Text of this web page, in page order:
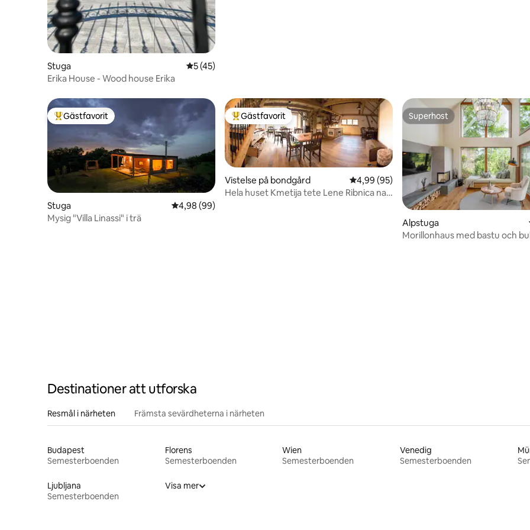
Stuga 5 av 5 i genomsnittligt betyg, 45 omdömen
5 (45)
Erika House - Wood house Erika
Populär gästfavorit
Gästfavorit
Stuga 4,98 av 5 i genomsnittligt betyg, 99 omdömen
4,98 (99)
Mysig "Villa Linassi" i trä
Populär gästfavorit
Gästfavorit
Vistelse på bondgård 4,99 av 5 i genomsnittligt betyg, 95
4,99 (95)
Hela huset Kmetija tete Lene Ribnica na
Superhost
Superhost
Alpstuga
Morillonhaus med bastu och
Destinationer att utforska
Resmål i närheten Främsta sevärdheterna i närheten
Budapest
Semesterboenden
Florens
Semesterboenden
Wien
Semesterboenden
Venedig
Semesterboenden
Ljubljana
Semesterboenden
Visa mer